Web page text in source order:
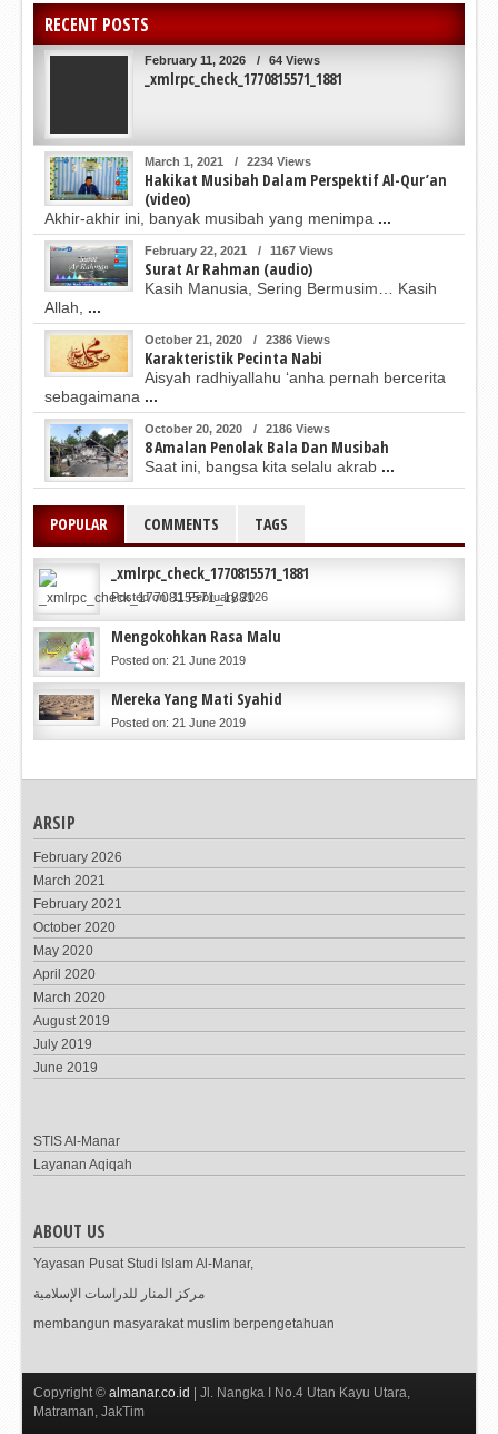
RECENT POSTS
February 11, 2026 / 64 Views
_xmlrpc_check_1770815571_1881
March 1, 2021 / 2234 Views
Hakikat Musibah Dalam Perspektif Al-Qur’an
(video)
Akhir-akhir ini, banyak musibah yang menimpa ...
February 22, 2021 / 1167 Views
Surat Ar Rahman (audio)
Kasih Manusia, Sering Bermusim… Kasih
Allah, ...
October 21, 2020 / 2386 Views
Karakteristik Pecinta Nabi
Aisyah radhiyallahu ‘anha pernah bercerita
sebagaimana ...
October 20, 2020 / 2186 Views
8 Amalan Penolak Bala Dan Musibah
Saat ini, bangsa kita selalu akrab ...
POPULAR COMMENTS TAGS
_xmlrpc_check_1770815571_1881
Posted on: 11 February 2026
Mengokohkan Rasa Malu
Posted on: 21 June 2019
Mereka Yang Mati Syahid
Posted on: 21 June 2019
ARSIP
February 2026
March 2021
February 2021
October 2020
May 2020
April 2020
March 2020
August 2019
July 2019
June 2019
STIS Al-Manar
Layanan Aqiqah
ABOUT US
Yayasan Pusat Studi Islam Al-Manar,
مركز المنار للدراسات الإسلامية
membangun masyarakat muslim berpengetahuan
Copyright © almanar.co.id | Jl. Nangka I No.4 Utan Kayu Utara,
Matraman, JakTim